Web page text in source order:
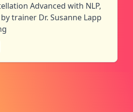
Advanced with NLP,
trainer Dr. Susanne Lapp